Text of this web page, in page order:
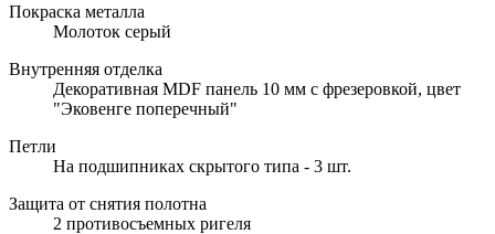
Покраска металла
Молоток серый
Внутренняя отделка
Декоративная MDF панель 10 мм с фрезеровкой, цвет
"Эковенге поперечный"
Петли
На подшипниках скрытого типа - 3 шт.
Защита от снятия полотна
2 противосъемных ригеля